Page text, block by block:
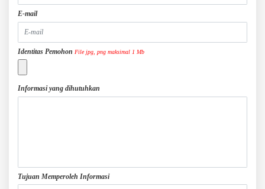
E-mail
Identitas Pemohon File jpg, png maksimal 1 Mb
Informasi yang dihutuhkan
Tujuan Memperoleh Informasi